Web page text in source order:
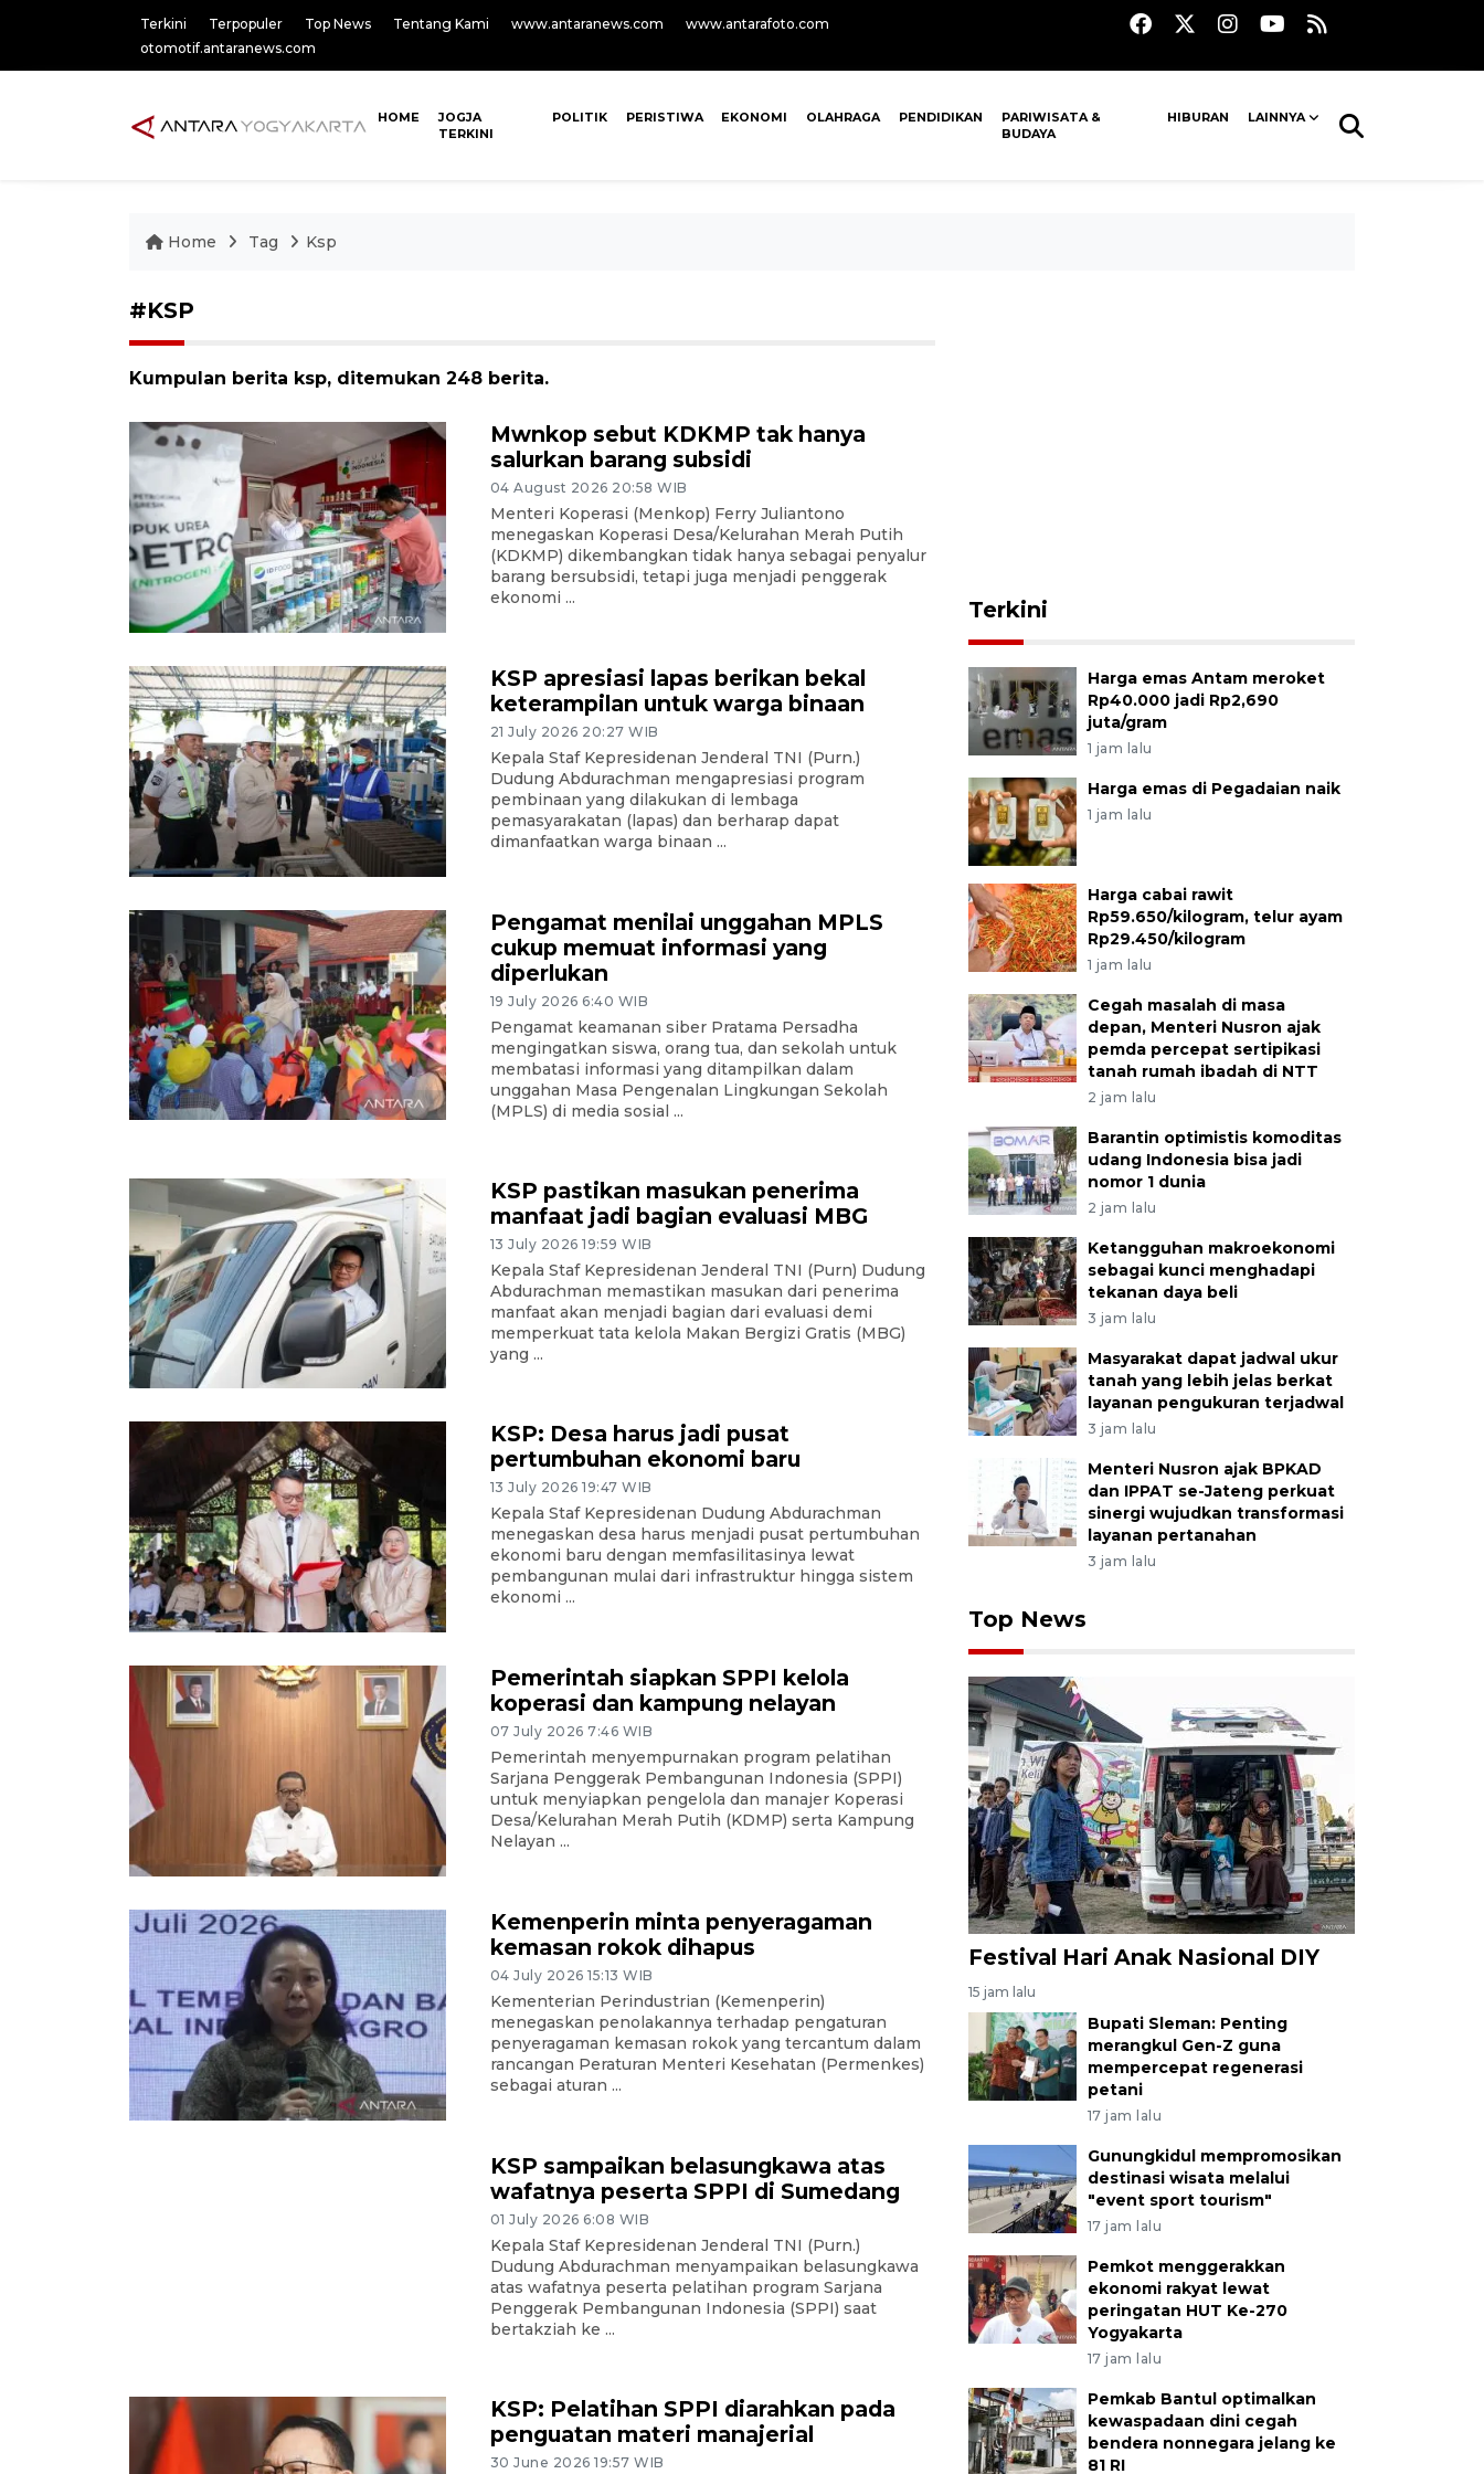
Terkini Terpopuler Top News Tentang Kami www.antaranews.com
www.antarafoto.com
otomotif.antaranews.com
HOME
JOGJA
TERKINI
POLITIK PERISTIWA EKONOMI OLAHRAGA PENDIDIKAN
PARIWISATA &
BUDAYA
HIBURAN LAINNYA
Home Tag Ksp
#KSP
Kumpulan berita ksp, ditemukan 248 berita.
Mwnkop sebut KDKMP tak hanya
salurkan barang subsidi
04 August 2026 20:58 WIB
Menteri Koperasi (Menkop) Ferry Juliantono
menegaskan Koperasi Desa/Kelurahan Merah Putih
(KDKMP) dikembangkan tidak hanya sebagai penyalur
barang bersubsidi, tetapi juga menjadi penggerak
ekonomi ...
KSP apresiasi lapas berikan bekal
keterampilan untuk warga binaan
21 July 2026 20:27 WIB
Kepala Staf Kepresidenan Jenderal TNI (Purn.)
Dudung Abdurachman mengapresiasi program
pembinaan yang dilakukan di lembaga
pemasyarakatan (lapas) dan berharap dapat
dimanfaatkan warga binaan ...
Pengamat menilai unggahan MPLS
cukup memuat informasi yang
diperlukan
19 July 2026 6:40 WIB
Pengamat keamanan siber Pratama Persadha
mengingatkan siswa, orang tua, dan sekolah untuk
membatasi informasi yang ditampilkan dalam
unggahan Masa Pengenalan Lingkungan Sekolah
(MPLS) di media sosial ...
KSP pastikan masukan penerima
manfaat jadi bagian evaluasi MBG
13 July 2026 19:59 WIB
Kepala Staf Kepresidenan Jenderal TNI (Purn) Dudung
Abdurachman memastikan masukan dari penerima
manfaat akan menjadi bagian dari evaluasi demi
memperkuat tata kelola Makan Bergizi Gratis (MBG)
yang ...
KSP: Desa harus jadi pusat
pertumbuhan ekonomi baru
13 July 2026 19:47 WIB
Kepala Staf Kepresidenan Dudung Abdurachman
menegaskan desa harus menjadi pusat pertumbuhan
ekonomi baru dengan memfasilitasinya lewat
pembangunan mulai dari infrastruktur hingga sistem
ekonomi ...
Pemerintah siapkan SPPI kelola
koperasi dan kampung nelayan
07 July 2026 7:46 WIB
Pemerintah menyempurnakan program pelatihan
Sarjana Penggerak Pembangunan Indonesia (SPPI)
untuk menyiapkan pengelola dan manajer Koperasi
Desa/Kelurahan Merah Putih (KDMP) serta Kampung
Nelayan ...
Kemenperin minta penyeragaman
kemasan rokok dihapus
04 July 2026 15:13 WIB
Kementerian Perindustrian (Kemenperin)
menegaskan penolakannya terhadap pengaturan
penyeragaman kemasan rokok yang tercantum dalam
rancangan Peraturan Menteri Kesehatan (Permenkes)
sebagai aturan ...
KSP sampaikan belasungkawa atas
wafatnya peserta SPPI di Sumedang
01 July 2026 6:08 WIB
Kepala Staf Kepresidenan Jenderal TNI (Purn.)
Dudung Abdurachman menyampaikan belasungkawa
atas wafatnya peserta pelatihan program Sarjana
Penggerak Pembangunan Indonesia (SPPI) saat
bertakziah ke ...
KSP: Pelatihan SPPI diarahkan pada
penguatan materi manajerial
30 June 2026 19:57 WIB
Terkini
Harga emas Antam meroket
Rp40.000 jadi Rp2,690
juta/gram
1 jam lalu
Harga emas di Pegadaian naik
1 jam lalu
Harga cabai rawit
Rp59.650/kilogram, telur ayam
Rp29.450/kilogram
1 jam lalu
Cegah masalah di masa
depan, Menteri Nusron ajak
pemda percepat sertipikasi
tanah rumah ibadah di NTT
2 jam lalu
Barantin optimistis komoditas
udang Indonesia bisa jadi
nomor 1 dunia
2 jam lalu
Ketangguhan makroekonomi
sebagai kunci menghadapi
tekanan daya beli
3 jam lalu
Masyarakat dapat jadwal ukur
tanah yang lebih jelas berkat
layanan pengukuran terjadwal
3 jam lalu
Menteri Nusron ajak BPKAD
dan IPPAT se-Jateng perkuat
sinergi wujudkan transformasi
layanan pertanahan
3 jam lalu
Top News
Festival Hari Anak Nasional DIY
15 jam lalu
Bupati Sleman: Penting
merangkul Gen-Z guna
mempercepat regenerasi
petani
17 jam lalu
Gunungkidul mempromosikan
destinasi wisata melalui
"event sport tourism"
17 jam lalu
Pemkot menggerakkan
ekonomi rakyat lewat
peringatan HUT Ke-270
Yogyakarta
17 jam lalu
Pemkab Bantul optimalkan
kewaspadaan dini cegah
bendera nonnegara jelang ke
81 RI